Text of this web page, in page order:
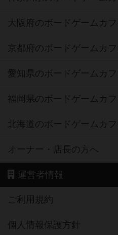
大阪府のボードゲームカフ
京都府のボードゲームカフ
愛知県のボードゲームカフ
福岡県のボードゲームカフ
北海道のボードゲームカフ
オーナー・店長の方へ
運営者情報
ご利用規約
個人情報保護方針